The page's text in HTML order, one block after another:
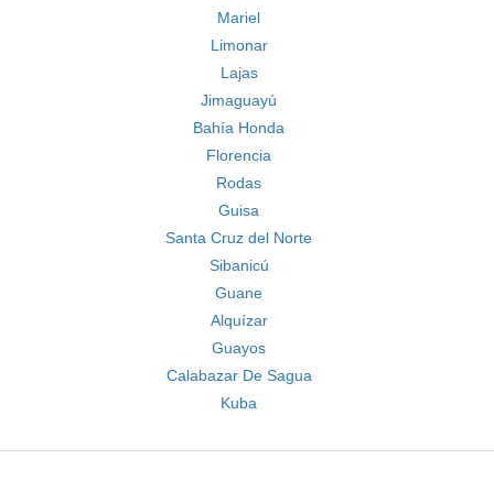
Mariel
Limonar
Lajas
Jimaguayú
Bahía Honda
Florencia
Rodas
Guisa
Santa Cruz del Norte
Sibanicú
Guane
Alquízar
Guayos
Calabazar De Sagua
Kuba